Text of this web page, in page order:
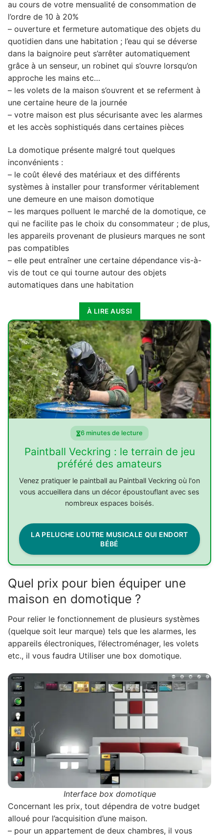
au cours de votre mensualité de consommation de
l’ordre de 10 à 20%
– ouverture et fermeture automatique des objets du
quotidien dans une habitation ; l’eau qui se déverse
dans la baignoire peut s’arrêter automatiquement
grâce à un senseur, un robinet qui s’ouvre lorsqu’on
approche les mains etc…
– les volets de la maison s’ouvrent et se referment à
une certaine heure de la journée
– votre maison est plus sécurisante avec les alarmes
et les accès sophistiqués dans certaines pièces
La domotique présente malgré tout quelques
inconvénients :
– le coût élevé des matériaux et des différents
systèmes à installer pour transformer véritablement
une demeure en une maison domotique
– les marques polluent le marché de la domotique, ce
qui ne facilite pas le choix du consommateur ; de plus,
les appareils provenant de plusieurs marques ne sont
pas compatibles
– elle peut entraîner une certaine dépendance vis-à-
vis de tout ce qui tourne autour des objets
automatiques dans une habitation
À LIRE AUSSI
6 minutes de lecture
Paintball Veckring : le terrain de jeu
préféré des amateurs
Venez pratiquer le paintball au Paintball Veckring où l'on
vous accueillera dans un décor époustouflant avec ses
nombreux espaces boisés.
LA PELUCHE LOUTRE MUSICALE QUI ENDORT
BÉBÉ
Quel prix pour bien équiper une
maison en domotique ?
Pour relier le fonctionnement de plusieurs systèmes
(quelque soit leur marque) tels que les alarmes, les
appareils électroniques, l’électroménager, les volets
etc., il vous faudra Utiliser une box domotique.
Interface box domotique
Concernant les prix, tout dépendra de votre budget
alloué pour l’acquisition d’une maison.
– pour un appartement de deux chambres, il vous